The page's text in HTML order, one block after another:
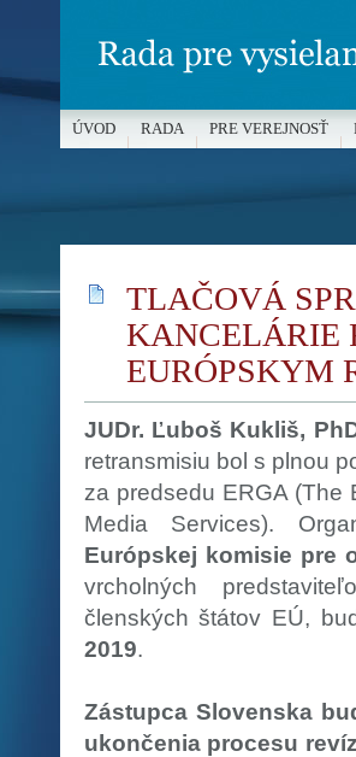
TLAČOVÁ
KANCELÁRIE
EURÓPSKYM
JUDr. Ľuboš Kukliš,
retransmisiu bol s plnou
za predsedu ERGA (The
Media Services).
Európskej komisie pre
vrcholných
členských štátov EÚ,
2019.
Zástupca Slovenska
ukončenia procesu
ÚVOD RADA PRE VEREJNOSŤ